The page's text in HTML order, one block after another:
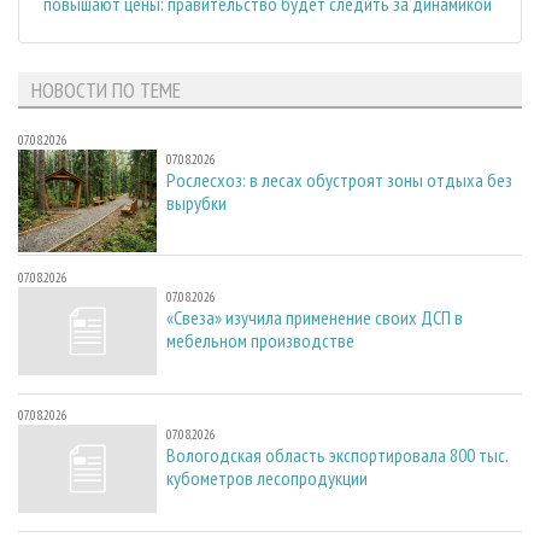
НОВОСТИ ПО ТЕМЕ
07.08.2026
07.08.2026
Рослесхоз: в лесах обустроят зоны отдыха без
вырубки
07.08.2026
07.08.2026
«Свеза» изучила применение своих ДСП в
мебельном производстве
07.08.2026
07.08.2026
Вологодская область экспортировала 800 тыс.
кубометров лесопродукции